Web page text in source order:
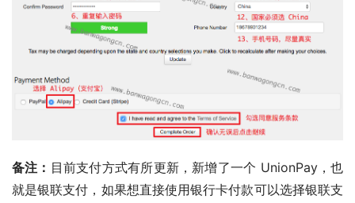
备注： 目前支付方式有所更新，新增了一个 UnionPay，也
就是银联支付，如果想直接使用银行卡付款可以选择银联支